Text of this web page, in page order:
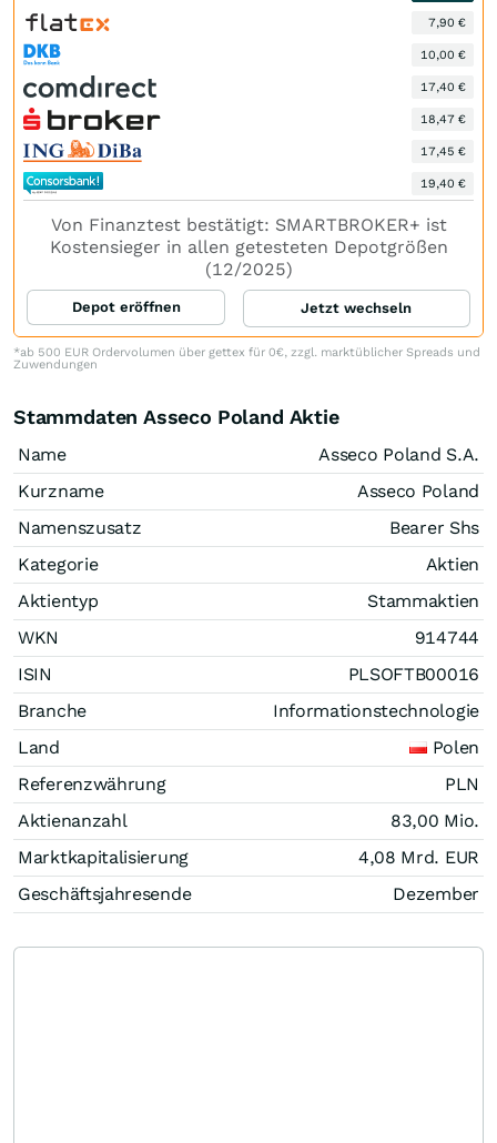
7,90 €
10,00 €
17,40 €
18,47 €
17,45 €
19,40 €
Von Finanztest bestätigt: SMARTBROKER+ ist
Kostensieger in allen getesteten Depotgrößen
(12/2025)
Depot eröffnen Jetzt wechseln
*ab 500 EUR Ordervolumen über gettex für 0€, zzgl. marktüblicher Spreads und
Zuwendungen
Stammdaten Asseco Poland Aktie
Name
Asseco Poland S.A.
Kurzname
Asseco Poland
Namenszusatz
Bearer Shs
Kategorie
Aktien
Aktientyp
Stammaktien
WKN
914744
ISIN
PLSOFTB00016
Branche
Informationstechnologie
Land
Polen
Referenzwährung
PLN
Aktienanzahl
83,00 Mio.
Marktkapitalisierung
4,08 Mrd. EUR
Geschäftsjahresende
Dezember